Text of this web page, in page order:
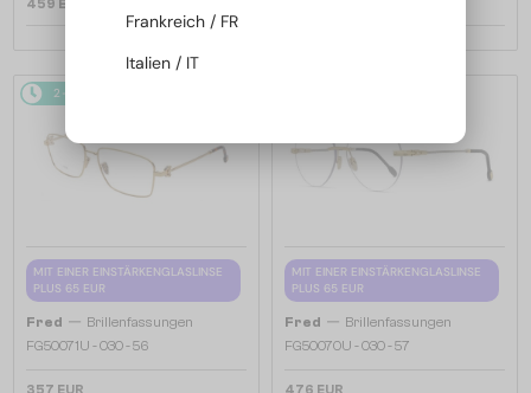
459 EUR
2-4 WERKTAGE
MIT EINER EINSTÄRKENGLASLINSE
PLUS 65 EUR
Fred — Brillenfassungen
FG50071U - 030 - 56
MIT EINER EINSTÄRKENGLASLINSE
PLUS 65 EUR
Fred — Brillenfassungen
FG50070U - 030 - 57
Frankreich / FR
Italien / IT